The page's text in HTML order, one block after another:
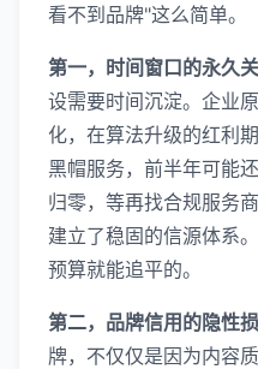
看不到品牌"这么简单。
第一，时间窗口的永久关
设需要时间沉淀。企业
化，在算法升级的红利
黑帽服务，前半年可能
归零，等再找合规服务
建立了稳固的信源体系
预算就能追平的。
第二，品牌信用的隐性损
牌，不仅仅是因为内容